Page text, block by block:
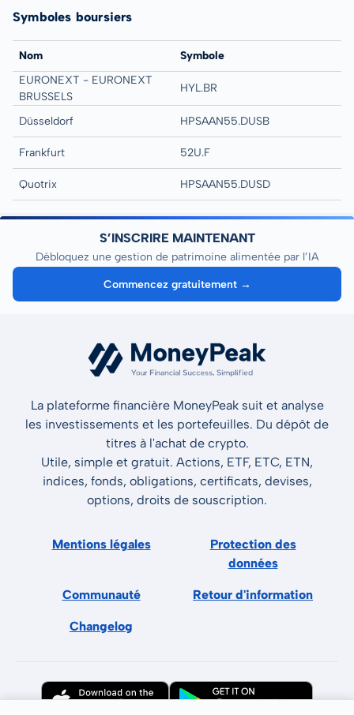
Symboles boursiers
Nom
Symbole
EURONEXT - EURONEXT
BRUSSELS
HYL.BR
Düsseldorf HPSAAN55.DUSB
Frankfurt 52U.F
Quotrix HPSAAN55.DUSD
S’INSCRIRE MAINTENANT
Débloquez une gestion de patrimoine alimentée par l’IA
Commencez gratuitement →
La plateforme financière MoneyPeak suit et analyse
les investissements et les portefeuilles. Du dépôt de
titres à l'achat de crypto.
Utile, simple et gratuit. Actions, ETF, ETC, ETN,
indices, fonds, obligations, certificats, devises,
options, droits de souscription.
Mentions légales
Protection des
données
Communauté Retour d'information
Changelog